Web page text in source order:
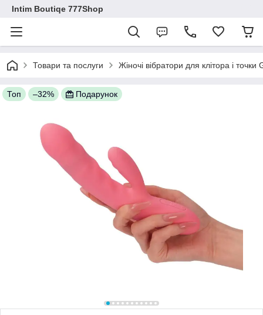
Intim Boutiqe 777Shop
Товари та послуги Жіночі вібратори для клітора і
Топ –32% Подарунок